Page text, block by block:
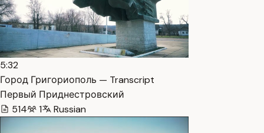
5:32
Город Григориополь — Transcript
Первый Приднестровский
514
1 Russian